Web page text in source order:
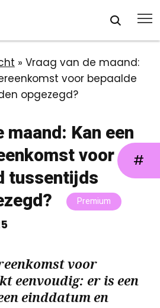
» Vraag van de maand:
voor bepaalde
opgezegd?
maand: Kan een
voor
tussentijds
Premium
voor
eenvoudig: er is een
einddatum en
#